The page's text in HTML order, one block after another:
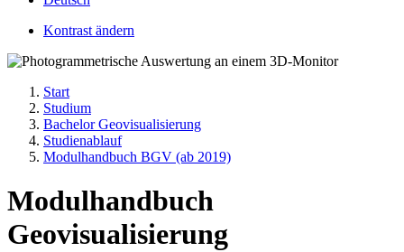
Kontrast ändern
Start
Studium
Bachelor Geovisualisierung
Studienablauf
Modulhandbuch BGV (ab 2019)
Modulhandbuch
Geovisualisierung